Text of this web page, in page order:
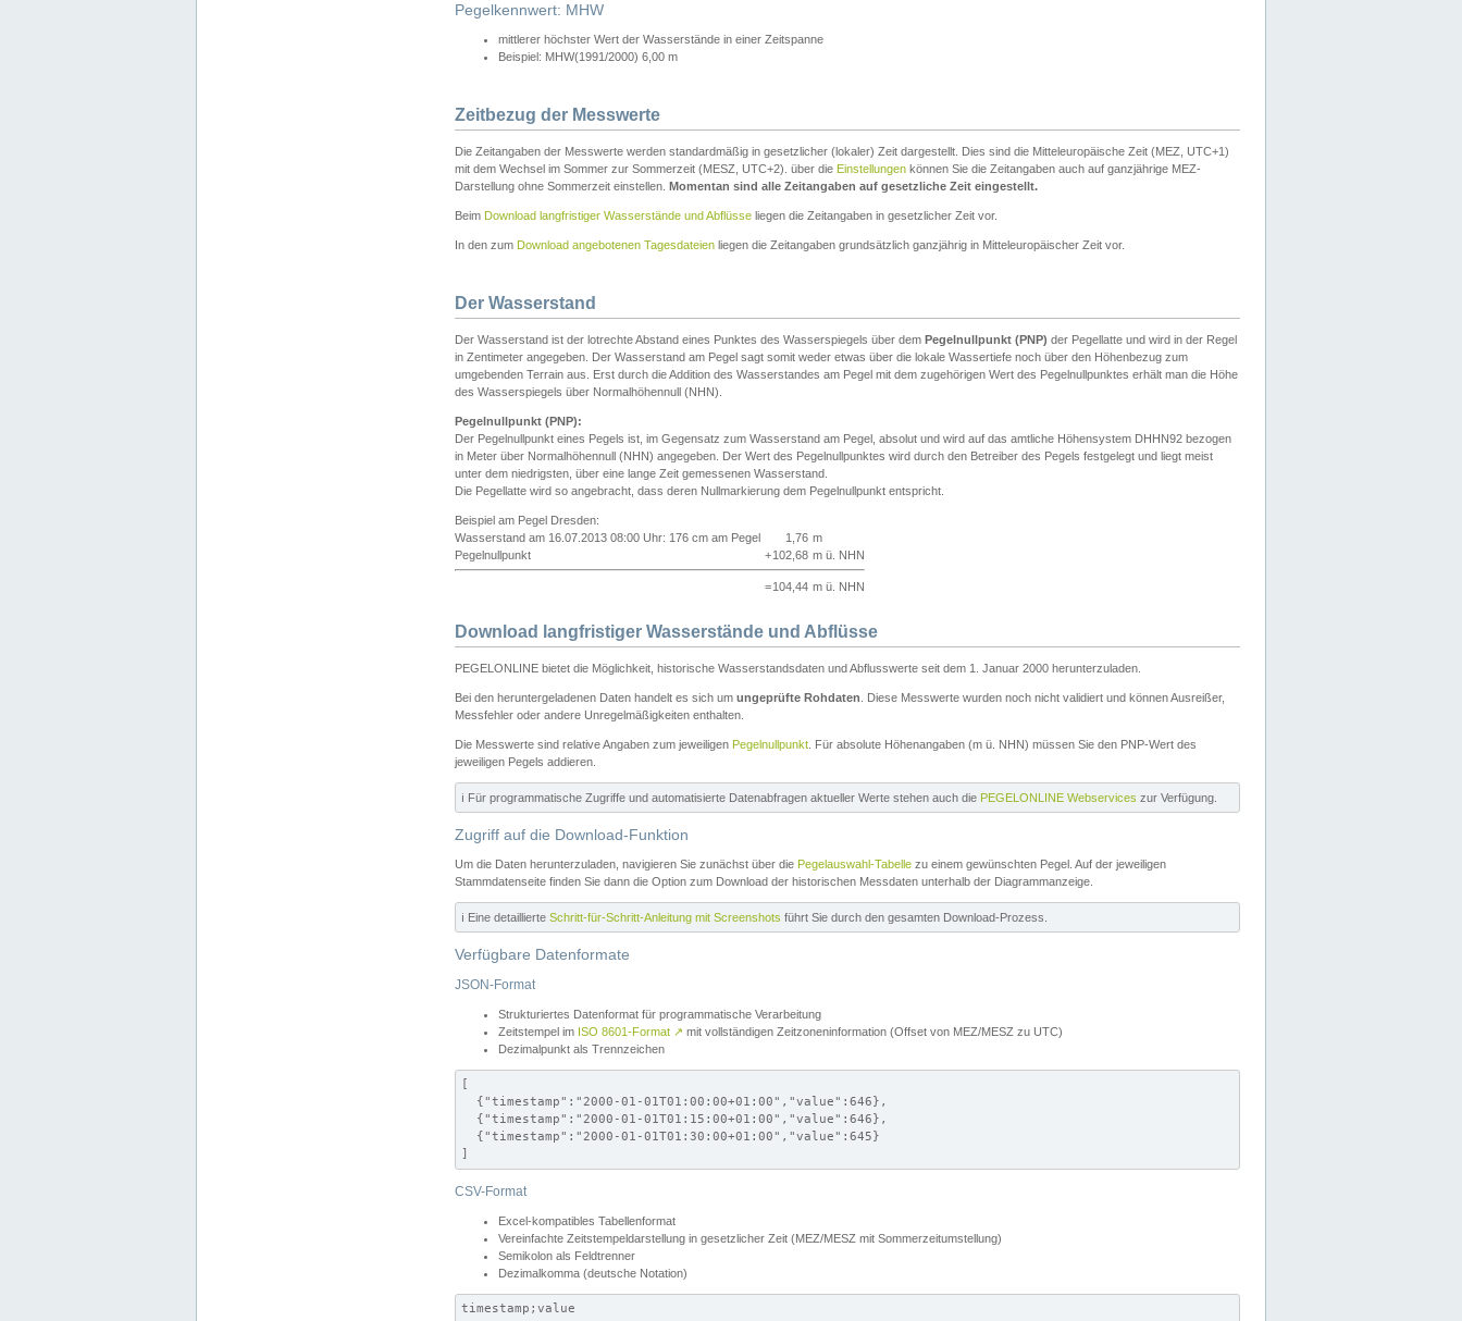
Pegelkennwert: MHW
mittlerer höchster Wert der Wasserstände in einer Zeitspanne
Beispiel: MHW(1991/2000) 6,00 m
Zeitbezug der Messwerte
Die Zeitangaben der Messwerte werden standardmäßig in gesetzlicher (lokaler) Zeit dargestellt. Dies sind die Mitteleuropäische Zeit (MEZ, UTC+1)
mit dem Wechsel im Sommer zur Sommerzeit (MESZ, UTC+2). über die Einstellungen können Sie die Zeitangaben auch auf ganzjährige MEZ-
Darstellung ohne Sommerzeit einstellen. Momentan sind alle Zeitangaben auf gesetzliche Zeit eingestellt.
Beim Download langfristiger Wasserstände und Abflüsse liegen die Zeitangaben in gesetzlicher Zeit vor.
In den zum Download angebotenen Tagesdateien liegen die Zeitangaben grundsätzlich ganzjährig in Mitteleuropäischer Zeit vor.
Der Wasserstand
Der Wasserstand ist der lotrechte Abstand eines Punktes des Wasserspiegels über dem Pegelnullpunkt (PNP) der Pegellatte und wird in der Regel
in Zentimeter angegeben. Der Wasserstand am Pegel sagt somit weder etwas über die lokale Wassertiefe noch über den Höhenbezug zum
umgebenden Terrain aus. Erst durch die Addition des Wasserstandes am Pegel mit dem zugehörigen Wert des Pegelnullpunktes erhält man die Höhe
des Wasserspiegels über Normalhöhennull (NHN).
Pegelnullpunkt (PNP):
Der Pegelnullpunkt eines Pegels ist, im Gegensatz zum Wasserstand am Pegel, absolut und wird auf das amtliche Höhensystem DHHN92 bezogen
in Meter über Normalhöhennull (NHN) angegeben. Der Wert des Pegelnullpunktes wird durch den Betreiber des Pegels festgelegt und liegt meist
unter dem niedrigsten, über eine lange Zeit gemessenen Wasserstand.
Die Pegellatte wird so angebracht, dass deren Nullmarkierung dem Pegelnullpunkt entspricht.
Beispiel am Pegel Dresden:
Wasserstand am 16.07.2013 08:00 Uhr: 176 cm am Pegel
1,76 m
Pegelnullpunkt
+102,68 m ü. NHN
=104,44 m ü. NHN
Download langfristiger Wasserstände und Abflüsse
PEGELONLINE bietet die Möglichkeit, historische Wasserstandsdaten und Abflusswerte seit dem 1. Januar 2000 herunterzuladen.
Bei den heruntergeladenen Daten handelt es sich um ungeprüfte Rohdaten . Diese Messwerte wurden noch nicht validiert und können Ausreißer,
Messfehler oder andere Unregelmäßigkeiten enthalten.
Die Messwerte sind relative Angaben zum jeweiligen Pegelnullpunkt . Für absolute Höhenangaben (m ü. NHN) müssen Sie den PNP-Wert des
jeweiligen Pegels addieren.
ℹ️ Für programmatische Zugriffe und automatisierte Datenabfragen aktueller Werte stehen auch die PEGELONLINE Webservices zur Verfügung.
Zugriff auf die Download-Funktion
Um die Daten herunterzuladen, navigieren Sie zunächst über die Pegelauswahl-Tabelle zu einem gewünschten Pegel. Auf der jeweiligen
Stammdatenseite finden Sie dann die Option zum Download der historischen Messdaten unterhalb der Diagrammanzeige.
ℹ️ Eine detaillierte Schritt-für-Schritt-Anleitung mit Screenshots führt Sie durch den gesamten Download-Prozess.
Verfügbare Datenformate
JSON-Format
Strukturiertes Datenformat für programmatische Verarbeitung
Zeitstempel im ISO 8601-Format ↗ mit vollständigen Zeitzoneninformation (Offset von MEZ/MESZ zu UTC)
Dezimalpunkt als Trennzeichen
[
  {"timestamp":"2000-01-01T01:00:00+01:00","value":646},
  {"timestamp":"2000-01-01T01:15:00+01:00","value":646},
  {"timestamp":"2000-01-01T01:30:00+01:00","value":645}
]
CSV-Format
Excel-kompatibles Tabellenformat
Vereinfachte Zeitstempeldarstellung in gesetzlicher Zeit (MEZ/MESZ mit Sommerzeitumstellung)
Semikolon als Feldtrenner
Dezimalkomma (deutsche Notation)
timestamp;value